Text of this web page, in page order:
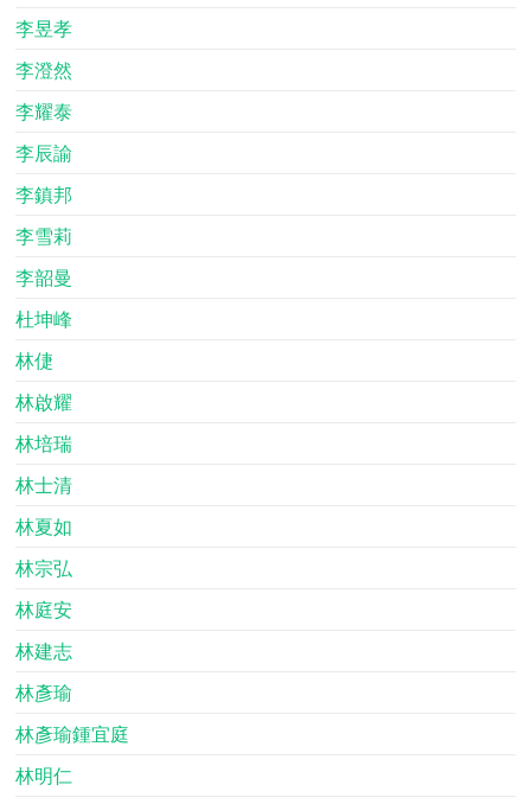
李昱孝
李澄然
李耀泰
李辰諭
李鎮邦
李雪莉
李韶曼
杜坤峰
林倢
林啟耀
林培瑞
林士清
林夏如
林宗弘
林庭安
林建志
林彥瑜
林彥瑜鍾宜庭
林明仁